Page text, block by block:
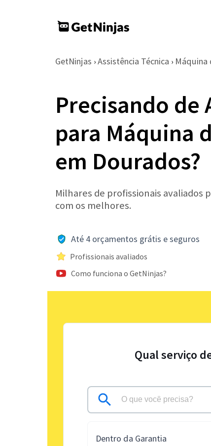
GetNinjas › Assistência Técnica › Máquina
Precisando de
para Máquina
em Dourados?
Milhares de profissionais
com os melhores.
Até 4 orçamentos grátis e seguros
Profissionais avaliados
Como funciona o GetNinjas?
Qual serviço
Dentro da Garantia